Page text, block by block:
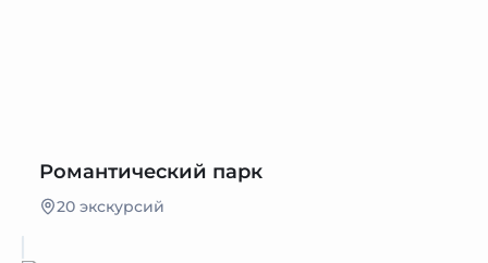
Романтический парк
20 экскурсий